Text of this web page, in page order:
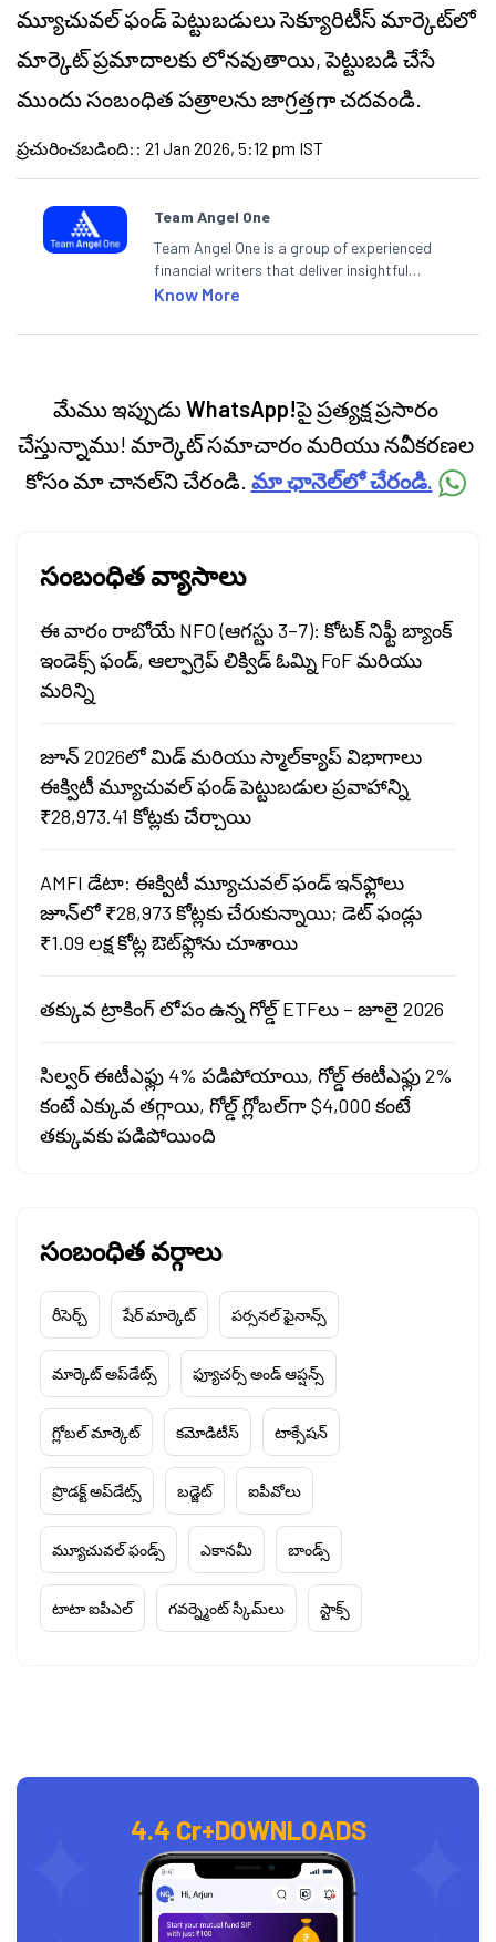
మ్యూచువల్ ఫండ్ పెట్టుబడులు సెక్యూరిటీస్ మార్కెట్‌లో
మార్కెట్ ప్రమాదాలకు లోనవుతాయి, పెట్టుబడి చేసే
ముందు సంబంధిత పత్రాలను జాగ్రత్తగా చదవండి.
ప్రచురించబడింది: : 21 Jan 2026, 5:12 pm IST
Team Angel One
Team Angel One is a group of experienced
financial writers that deliver insightful
articles on the stock market, IPO, economy,
categories.
Know More
మేము ఇప్పుడుWhatsApp!పై ప్రత్యక్ష ప్రసారం
చేస్తున్నాము! మార్కెట్ సమాచారం మరియు నవీకరణల
కోసం మా చానల్‌ని చేరండి. మా ఛానెల్‌లో చేరండి.
సంబంధిత వ్యాసాలు
ఈ వారం రాబోయే NFO (ఆగస్టు 3–7): కోటక్ నిఫ్టీ బ్యాంక్
ఇండెక్స్ ఫండ్, ఆల్ఫాగ్రెప్ లిక్విడ్ ఓమ్ని FoF మరియు
మరిన్ని
జూన్ 2026లో మిడ్ మరియు స్మాల్‌క్యాప్ విభాగాలు
ఈక్విటీ మ్యూచువల్ ఫండ్ పెట్టుబడుల ప్రవాహాన్ని
₹28,973.41 కోట్లకు చేర్చాయి
AMFI డేటా: ఈక్విటీ మ్యూచువల్ ఫండ్ ఇన్‌ఫ్లోలు
జూన్‌లో ₹28,973 కోట్లకు చేరుకున్నాయి; డెట్ ఫండ్లు
₹1.09 లక్ష కోట్ల ఔట్‌ఫ్లోను చూశాయి
తక్కువ ట్రాకింగ్ లోపం ఉన్న గోల్డ్ ETFలు – జూలై 2026
సిల్వర్ ఈటీఎఫ్లు 4% పడిపోయాయి, గోల్డ్ ఈటీఎఫ్లు 2%
కంటే ఎక్కువ తగ్గాయి, గోల్డ్ గ్లోబల్‌గా $4,000 కంటే
తక్కువకు పడిపోయింది
సంబంధిత వర్గాలు
రీసెర్చ్ షేర్ మార్కెట్ పర్సనల్ ఫైనాన్స్
మార్కెట్ అప్‌డేట్స్ ఫ్యూచర్స్ అండ్ ఆప్షన్స్
గ్లోబల్ మార్కెట్ కమోడిటీస్ టాక్సేషన్
ప్రొడక్ట్ అప్‌డేట్స్ బడ్జెట్ ఐపీవోలు
మ్యూచువల్ ఫండ్స్ ఎకానమీ బాండ్స్
టాటా ఐపీఎల్ గవర్న్మెంట్ స్కీమ్‌లు స్టాక్స్
4.4 Cr+DOWNLOADS